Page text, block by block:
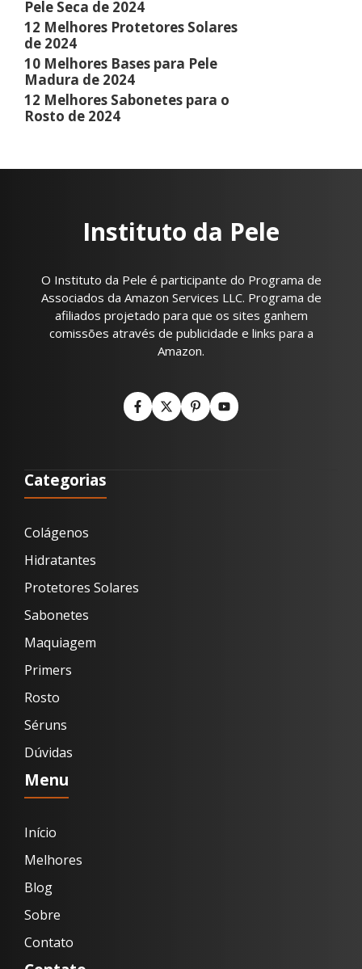
Pele Seca de 2024
12 Melhores Protetores Solares
de 2024
10 Melhores Bases para Pele
Madura de 2024
12 Melhores Sabonetes para o
Rosto de 2024
Instituto da Pele
O Instituto da Pele é participante do Programa de
Associados da Amazon Services LLC. Programa de
afiliados projetado para que os sites ganhem
comissões através de publicidade e links para a
Amazon.
Categorias
Colágenos
Hidratantes
Protetores Solares
Sabonetes
Maquiagem
Primers
Rosto
Séruns
Dúvidas
Menu
Início
Melhores
Blog
Sobre
Contato